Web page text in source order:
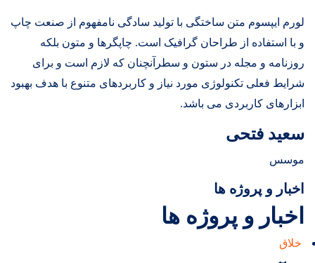
لورم ایپسوم متن ساختگی با تولید سادگی نامفهوم از صنعت چاپ
و با استفاده از طراحان گرافیک است. چاپگرها و متون بلکه
روزنامه و مجله در ستون و سطرآنچنان که لازم است و برای
شرایط فعلی تکنولوژی مورد نیاز و کاربردهای متنوع با هدف بهبود
ابزارهای کاربردی می باشد.
سعید فتحی
موسس
اخبار و پروژه ها
اخبار و پروژه ها
خلاق